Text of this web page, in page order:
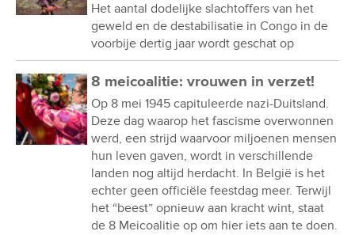
Het aantal dodelijke slachtoffers van het
geweld en de destabilisatie in Congo in de
voorbije dertig jaar wordt geschat op
8 meicoalitie: vrouwen in verzet!
Op 8 mei 1945 capituleerde nazi-Duitsland.
Deze dag waarop het fascisme overwonnen
werd, een strijd waarvoor miljoenen mensen
hun leven gaven, wordt in verschillende
landen nog altijd herdacht. In België is het
echter geen officiële feestdag meer. Terwijl
het “beest” opnieuw aan kracht wint, staat
de 8 Meicoalitie op om hier iets aan te doen.